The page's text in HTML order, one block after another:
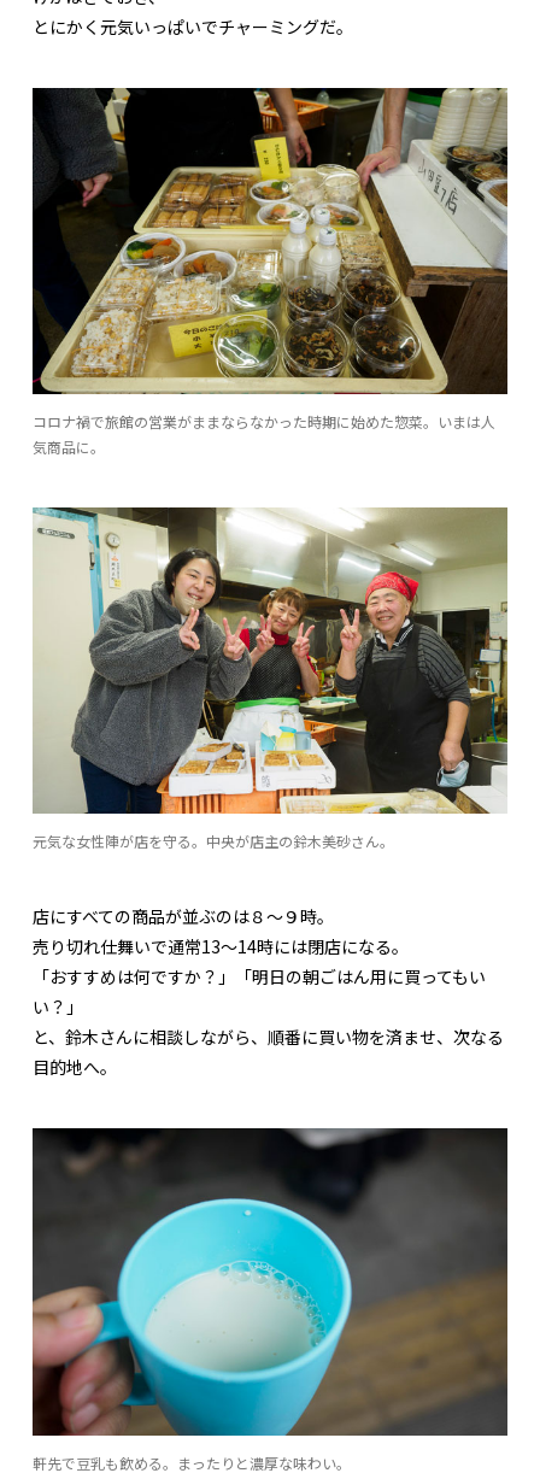
とにかく元気いっぱいでチャーミングだ。
コロナ禍で旅館の営業がままならなかった時期に始めた惣菜。いまは人
気商品に。
元気な女性陣が店を守る。中央が店主の鈴木美砂さん。
店にすべての商品が並ぶのは８～９時。
売り切れ仕舞いで通常13～14時には閉店になる。
「おすすめは何ですか？」「明日の朝ごはん用に買ってもい
い？」
と、鈴木さんに相談しながら、順番に買い物を済ませ、次なる
目的地へ。
軒先で豆乳も飲める。まったりと濃厚な味わい。